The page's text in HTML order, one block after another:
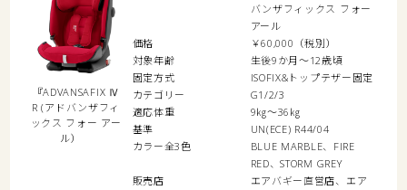
『ADVANSAFIX Ⅳ
R (アドバンザフィ
ックス フォー アー
ル）
バンザフィックス フォー
アール
価格
￥60,000（税別）
対象年齢
生後9か月～12歳頃
固定方式
ISOFIX&トップテザー固定
カテゴリー
G1/2/3
適応体重
9㎏～36㎏
基準
UN(ECE) R44/04
カラー全3色
BLUE MARBLE、FIRE
RED、STORM GREY
販売店
エアバギー直営店、エア